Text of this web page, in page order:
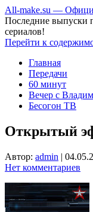
All-make.su —
Последние выпуски
сериалов!
Перейти к
Главная
Передачи
60 минут
Вечер с
Бесогон ТВ
Открытый
Автор: admin |
Нет комментариев